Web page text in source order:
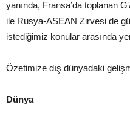
yanında, Fransa’da toplanan
ile Rusya-ASEAN Zirvesi de
istediğimiz konular arasında
Özetimize dış dünyadaki
Dünya